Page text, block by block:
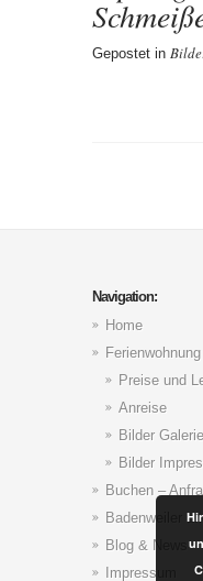
Gepostet in
Navigation:
Home
Ferienwohnung
Preise und
Anreise
Bilder
Bilder
Buchen –
Badenweiler
Blog & News
Impressum